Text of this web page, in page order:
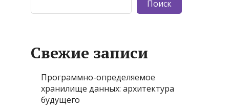
Поиск
Свежие записи
Программно-определяемое
хранилище данных: архитектура
будущего